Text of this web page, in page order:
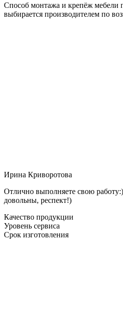
Способ монтажа и крепёж мебели
выбирается производителем по
Ирина Криворотова
Отлично выполняете свою
довольны, респект!)
Качество продукции
Уровень сервиса
Срок изготовления